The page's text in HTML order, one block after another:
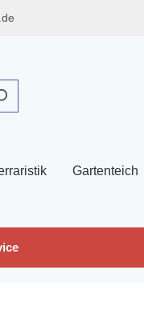
Gartenteich